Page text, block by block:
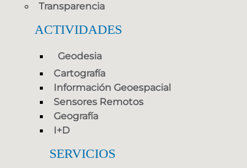
Transparencia
ACTIVIDADES
Geodesia
Cartografía
Información Geoespacial
Sensores Remotos
Geografía
I+D
SERVICIOS